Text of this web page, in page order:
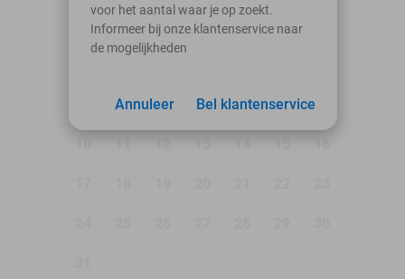
Ma
Di Wo Do Vr
4 5 6 7 8
voor het aantal waar je op zoekt.
Informeer bij onze klantenservice naar
de mogelijkheden
Bel klantenservice
Annuleer